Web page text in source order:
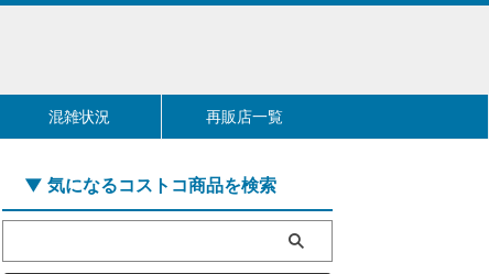
混雑状況 再販店一覧
▼ 気になるコストコ商品を検索